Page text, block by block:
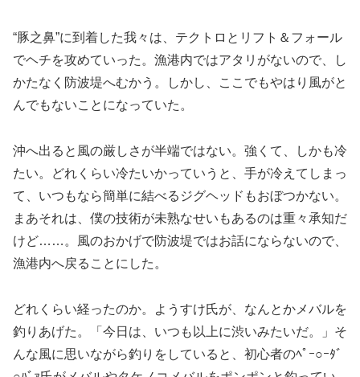
“豚之鼻”に到着した我々は、テクトロとリフト＆フォール
でヘチを攻めていった。漁港内ではアタリがないので、し
かたなく防波堤へむかう。しかし、ここでもやはり風がと
んでもないことになっていた。
沖へ出ると風の厳しさが半端ではない。強くて、しかも冷
たい。どれくらい冷たいかっていうと、手が冷えてしまっ
て、いつもなら簡単に結べるジグヘッドもおぼつかない。
まあそれは、僕の技術が未熟なせいもあるのは重々承知だ
けど……。風のおかげで防波堤ではお話にならないので、
漁港内へ戻ることにした。
どれくらい経ったのか。ようすけ氏が、なんとかメバルを
釣りあげた。「今日は、いつも以上に渋いみたいだ。」そ
んな風に思いながら釣りをしていると、初心者のﾍﾟｰ○ｰﾀﾞ